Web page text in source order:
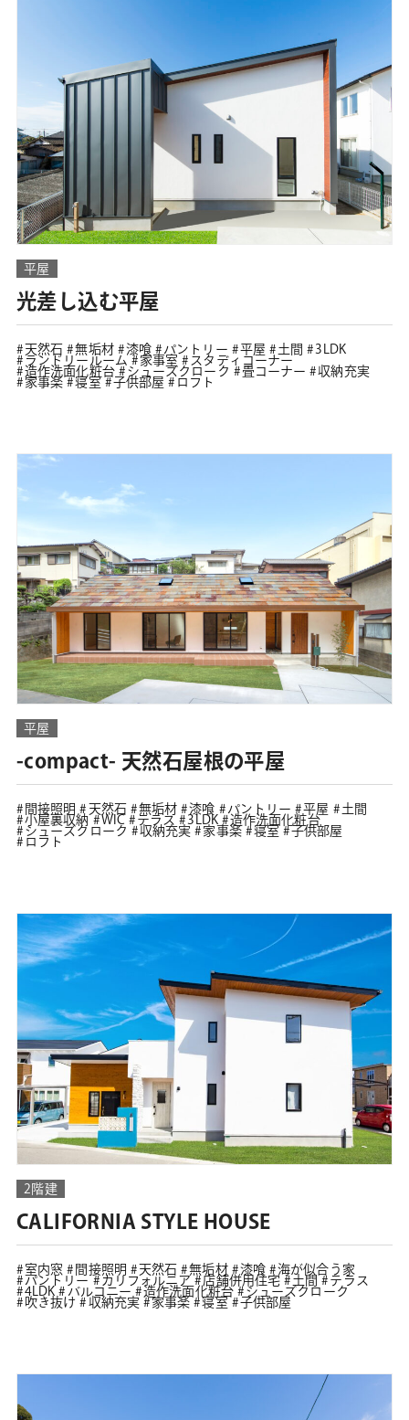
平屋
光差し込む平屋
天然石 無垢材 漆喰 パントリー 平屋 土間
3LDK
ランドリールーム
家事室
スタディコーナー
造作洗面化粧台
シューズクローク 畳コーナー
収納充実
家事楽
寝室 子供部屋 ロフト
平屋
-compact- 天然石屋根の平屋
間接照明 天然石 無垢材 漆喰 パントリー 平屋
土間
小屋裏収納
WIC テラス 3LDK
造作洗面化粧台
シューズクローク
収納充実 家事楽 寝室
子供部屋
ロフト
2階建
CALIFORNIA STYLE HOUSE
室内窓 間接照明 天然石 無垢材 漆喰
海が似合う家
パントリー
カリフォルニア 店舗併用住宅 土間
テラス
4LDK
バルコニー 造作洗面化粧台
シューズクローク
吹き抜け
収納充実 家事楽 寝室 子供部屋